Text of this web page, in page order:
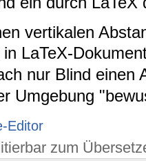
vertikalen
LaTeX-
nur Blind einen
Umgebung
Editor
zum